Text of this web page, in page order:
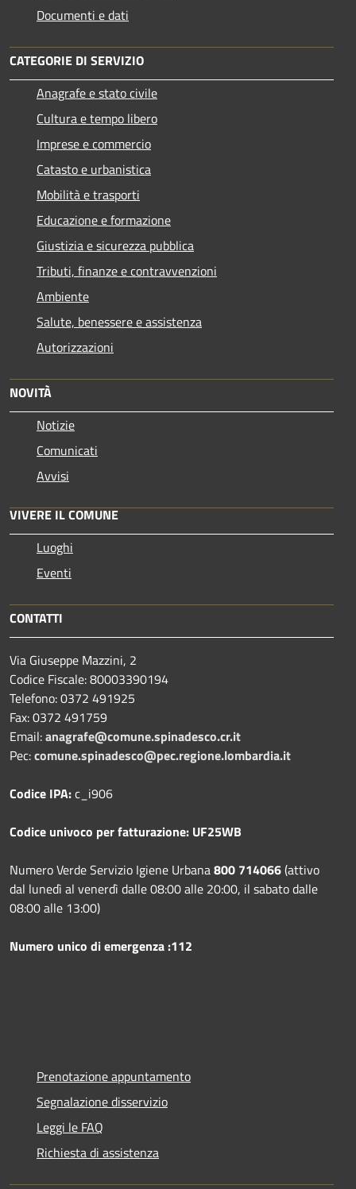
Documenti e dati
CATEGORIE DI SERVIZIO
Anagrafe e stato civile
Cultura e tempo libero
Imprese e commercio
Catasto e urbanistica
Mobilità e trasporti
Educazione e formazione
Giustizia e sicurezza pubblica
Tributi, finanze e contravvenzioni
Ambiente
Salute, benessere e assistenza
Autorizzazioni
NOVITÀ
Notizie
Comunicati
Avvisi
VIVERE IL COMUNE
Luoghi
Eventi
CONTATTI
Via Giuseppe Mazzini, 2
Codice Fiscale: 80003390194
Telefono:0372 491925
Fax:0372 491759
Email:anagrafe@comune.spinadesco.cr.it
Pec:comune.spinadesco@pec.regione.lombardia.it
Codice IPA:c_i906
Codice univoco per fatturazione: UF25WB
Numero Verde Servizio Igiene Urbana800 714066(attivo
dal lunedì al venerdì dalle 08:00 alle 20:00, il sabato dalle
08:00 alle 13:00)
Numero unico di emergenza :112
Prenotazione appuntamento
Segnalazione disservizio
Leggi le FAQ
Richiesta di assistenza